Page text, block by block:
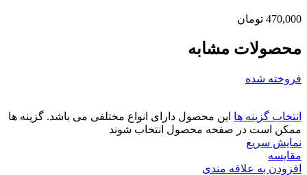
470,000 تومان
محصولات مشابه
فروخته شده
انتخاب گزینه ها این محصول دارای انواع مختلفی می باشد. گزینه ها
ممکن است در صفحه محصول انتخاب شوند
نمایش سریع
مقايسه
افزودن به علاقه مندی